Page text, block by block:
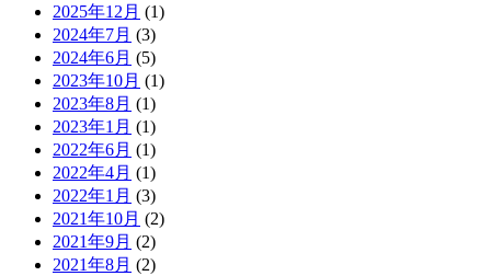
2025年12月 (1)
2024年7月 (3)
2024年6月 (5)
2023年10月 (1)
2023年8月 (1)
2023年1月 (1)
2022年6月 (1)
2022年4月 (1)
2022年1月 (3)
2021年10月 (2)
2021年9月 (2)
2021年8月 (2)